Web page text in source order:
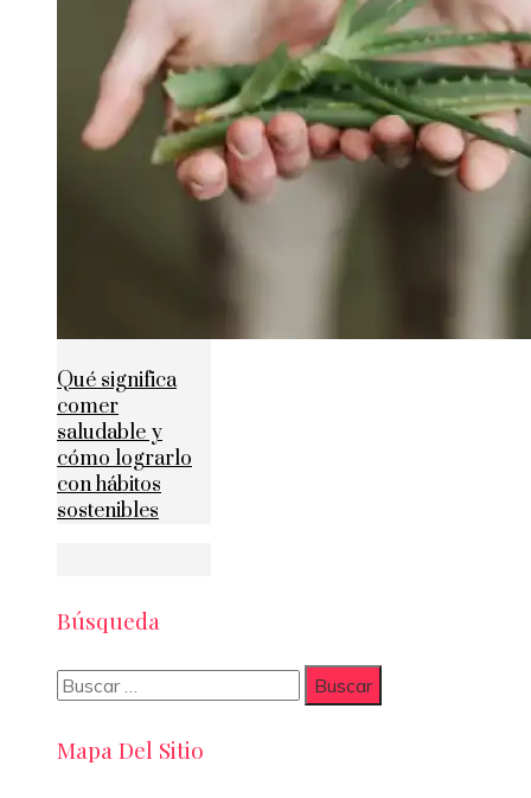
Qué significa
comer
saludable y
cómo lograrlo
con hábitos
sostenibles
Búsqueda
Buscar:
Mapa Del Sitio